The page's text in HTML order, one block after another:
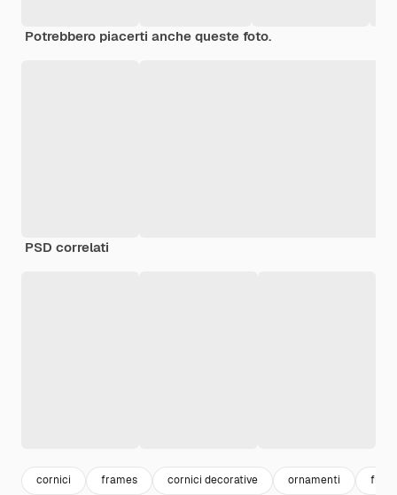
Potrebbero piacerti anche queste foto.
PSD correlati
cornici frames cornici decorative ornamenti